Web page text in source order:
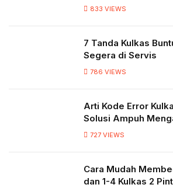
833 VIEWS
7 Tanda Kulkas
Segera di Servis
786 VIEWS
Arti Kode Error
Solusi Ampuh
727 VIEWS
Cara Mudah
dan 1-4 Kulkas 2